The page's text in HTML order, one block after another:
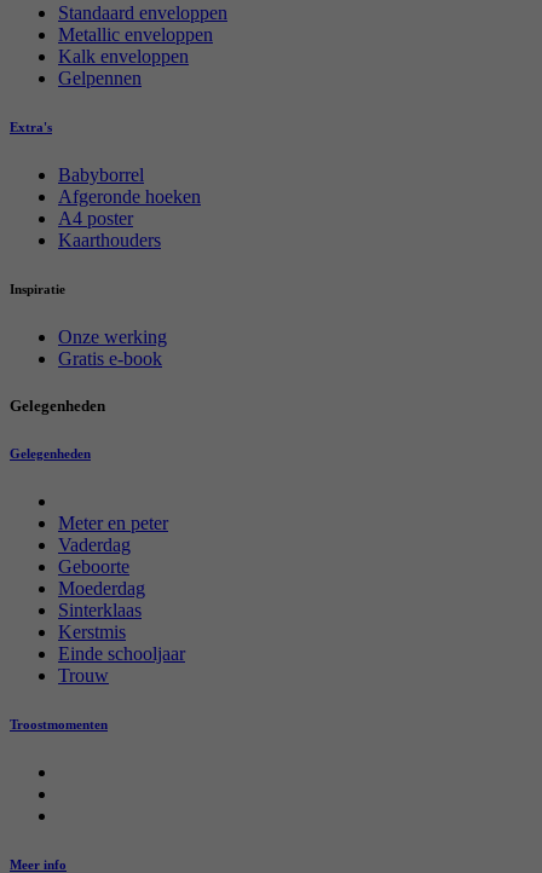
Standaard enveloppen
Metallic enveloppen
Kalk enveloppen
Gelpennen
Extra's
Babyborrel
Afgeronde hoeken
A4 poster
Kaarthouders
Inspiratie
Onze werking
Gratis e-book
Gelegenheden
Gelegenheden
Meter en peter
Vaderdag
Geboorte
Moederdag
Sinterklaas
Kerstmis
Einde schooljaar
Trouw
Troostmomenten
Meer info